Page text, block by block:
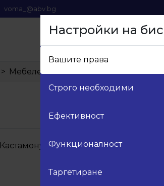
voma_@abv.bg
Настройки на
Вашите права
Строго необходими
Ефективност
Функционалност
Таргетиране
> Мебелен обков